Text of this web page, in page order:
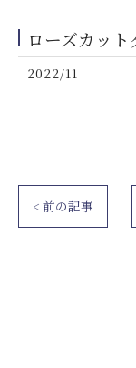
ローズカット
2022/11
< 前の記事